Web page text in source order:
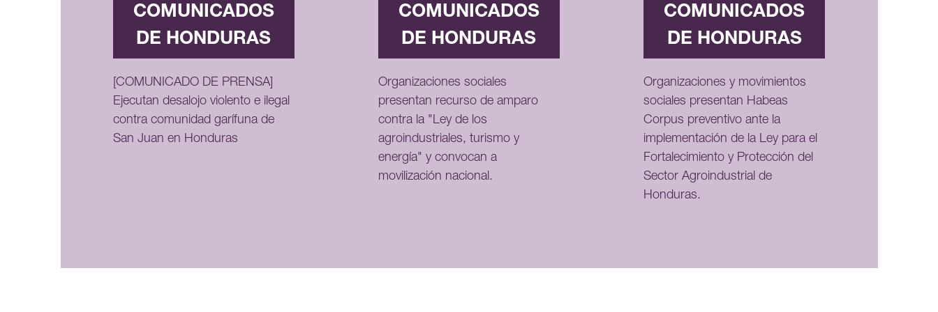
COMUNICADOS
DE HONDURAS
[COMUNICADO DE PRENSA]
Ejecutan desalojo violento e ilegal
contra comunidad garífuna de
San Juan en Honduras
COMUNICADOS
DE HONDURAS
Organizaciones sociales
presentan recurso de amparo
contra la "Ley de los
agroindustriales, turismo y
energía" y convocan a
movilización nacional.
COMUNICADOS
DE HONDURAS
Organizaciones y movimientos
sociales presentan Habeas
Corpus preventivo ante la
implementación de la Ley para el
Fortalecimiento y Protección del
Sector Agroindustrial de
Honduras.